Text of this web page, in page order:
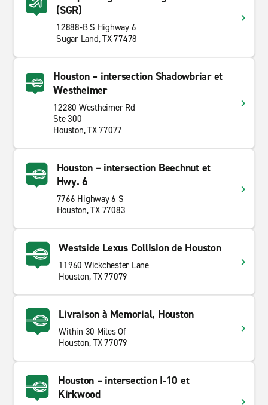
(SGR)
12888-B S Highway 6
Sugar Land, TX 77478
Houston – intersection Shadowbriar et
Westheimer
12280 Westheimer Rd
Ste 300
Houston, TX 77077
Houston – intersection Beechnut et
Hwy. 6
7766 Highway 6 S
Houston, TX 77083
Westside Lexus Collision de Houston
11960 Wickchester Lane
Houston, TX 77079
Livraison à Memorial, Houston
Within 30 Miles Of
Houston, TX 77079
Houston – intersection I-10 et
Kirkwood